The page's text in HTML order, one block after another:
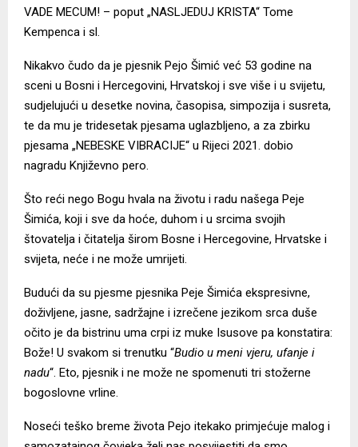
VADE MECUM! – poput „NASLJEDUJ KRISTA“ Tome
Kempenca i sl.
Nikakvo čudo da je pjesnik Pejo Šimić već 53 godine na
sceni u Bosni i Hercegovini, Hrvatskoj i sve više i u svijetu,
sudjelujući u desetke novina, časopisa, simpozija i susreta,
te da mu je tridesetak pjesama uglazbljeno, a za zbirku
pjesama „NEBESKE VIBRACIJE“ u Rijeci 2021. dobio
nagradu Književno pero.
Što reći nego Bogu hvala na životu i radu našega Peje
Šimića, koji i sve da hoće, duhom i u srcima svojih
štovatelja i čitatelja širom Bosne i Hercegovine, Hrvatske i
svijeta, neće i ne može umrijeti.
Budući da su pjesme pjesnika Peje Šimića ekspresivne,
doživljene, jasne, sadržajne i izrečene jezikom srca duše
očito je da bistrinu uma crpi iz muke Isusove pa konstatira:
Bože! U svakom si trenutku “Budio u meni vjeru, ufanje i
nadu“. Eto, pjesnik i ne može ne spomenuti tri stožerne
bogoslovne vrline.
Noseći teško breme života Pejo itekako primjećuje malog i